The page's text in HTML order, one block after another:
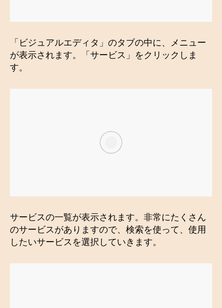
「ビジュアルエディタ」のタブの中に、メニュー
が表示されます。「サービス」をクリックしま
す。
サービスの一覧が表示されます。非常にたくさん
のサービスがありますので、検索を使って、使用
したいサービスを選択していきます。